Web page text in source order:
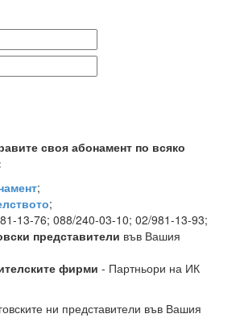
своя абонамент по всяко
;
;
13-76; 088/240-03-10; 02/981-13-93;
представители във Вашия
фирми - Партньори на ИК
ни представители във Вашия